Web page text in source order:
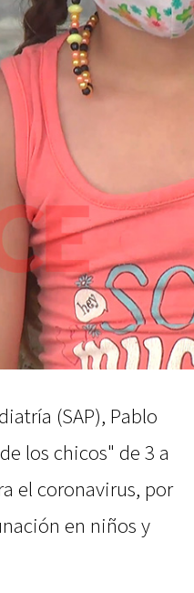
(SAP), Pablo
los chicos" de 3 a
el coronavirus, por
en niños y